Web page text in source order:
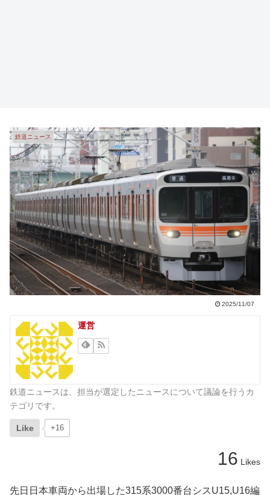
鉄道ニュース
2025/11/07
運営
鉄道ニュースは、担当が選定したニュースについて議論を行うカ
テゴリです。
Like +16
16 Likes
先日日本車両から出場した315系3000番台シスU15,U16編